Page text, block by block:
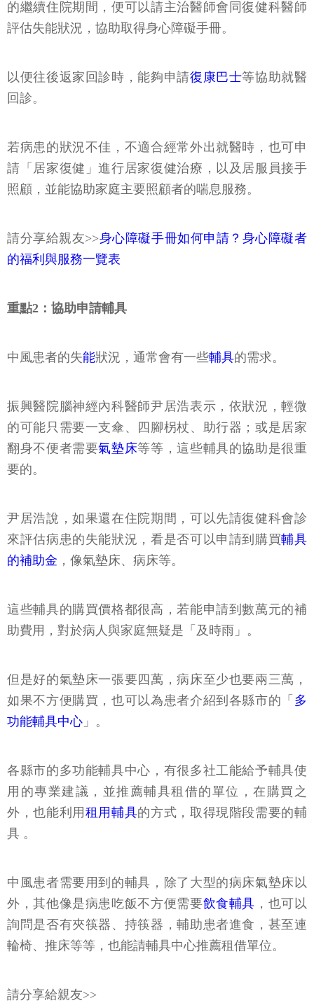
的繼續住院期間，便可以請主治醫師會同復健科醫師
評估失能狀況，協助取得身心障礙手冊。
以便往後返家回診時，能夠申請復康巴士等協助就醫
回診。
若病患的狀況不佳，不適合經常外出就醫時，也可申
請「居家復健」進行居家復健治療，以及居服員接手
照顧，並能協助家庭主要照顧者的喘息服務。
請分享給親友>>身心障礙手冊如何申請？身心障礙者
的福利與服務一覽表
重點2：協助申請輔具
中風患者的失能狀況，通常會有一些輔具的需求。
振興醫院腦神經內科醫師尹居浩表示，依狀況，輕微
的可能只需要一支傘、四腳柺杖、助行器；或是居家
翻身不便者需要氣墊床等等，這些輔具的協助是很重
要的。
尹居浩說，如果還在住院期間，可以先請復健科會診
來評估病患的失能狀況，看是否可以申請到購買輔具
的補助金 ，像氣墊床、病床等。
這些輔具的購買價格都很高，若能申請到數萬元的補
助費用，對於病人與家庭無疑是「及時雨」。
但是好的氣墊床一張要四萬，病床至少也要兩三萬，
如果不方便購買，也可以為患者介紹到各縣市的「 多
功能輔具中心 」。
各縣市的多功能輔具中心，有很多社工能給予輔具使
用的專業建議，並推薦輔具租借的單位，在購買之
外，也能利用 租用輔具的方式，取得現階段需要的輔
具 。
中風患者需要用到的輔具，除了大型的病床氣墊床以
外，其他像是病患吃飯不方便需要飲食輔具 ，也可以
詢問是否有夾筷器、持筷器，輔助患者進食，甚至連
輪椅、推床等等，也能請輔具中心推薦租借單位。
請分享給親友>>